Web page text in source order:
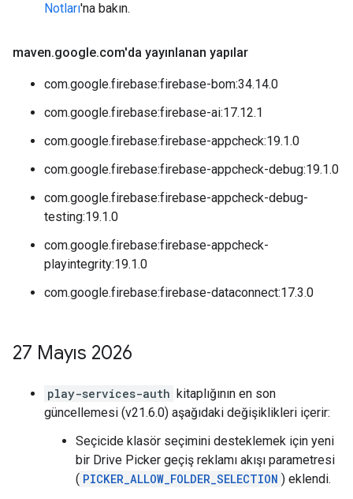
Notları'na bakın.
maven.google.com'da yayınlanan yapılar
com.google.firebase:firebase-bom:34.14.0
com.google.firebase:firebase-ai:17.12.1
com.google.firebase:firebase-appcheck:19.1.0
com.google.firebase:firebase-appcheck-debug:19.1.0
com.google.firebase:firebase-appcheck-debug-
testing:19.1.0
com.google.firebase:firebase-appcheck-
playintegrity:19.1.0
com.google.firebase:firebase-dataconnect:17.3.0
27 Mayıs 2026
play-services-auth kitaplığının en son
güncellemesi (v21.6.0) aşağıdaki değişiklikleri içerir:
Seçicide klasör seçimini desteklemek için yeni
bir Drive Picker geçiş reklamı akışı parametresi
( PICKER_ALLOW_FOLDER_SELECTION ) eklendi.